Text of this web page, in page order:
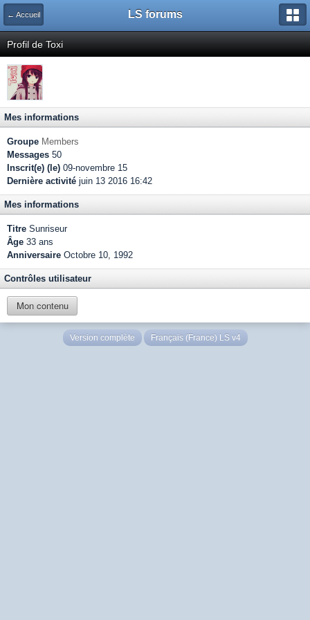
← Accueil LS forums
Profil de Toxi
Mes informations
Groupe Members
Messages 50
Inscrit(e) (le) 09-novembre 15
Dernière activité juin 13 2016 16:42
Mes informations
Titre Sunriseur
Âge 33 ans
Anniversaire Octobre 10, 1992
Contrôles utilisateur
Mon contenu
Version complète Français (France) LS v4